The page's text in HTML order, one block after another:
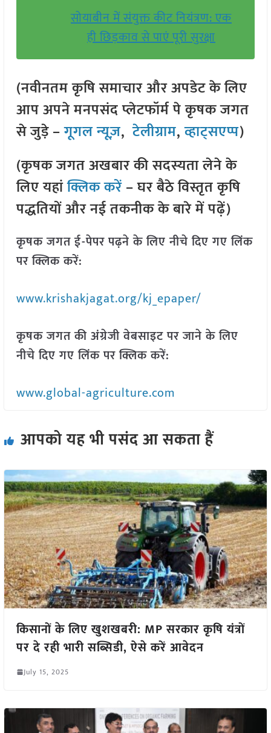
सोयाबीन में संयुक्त कीट नियंत्रण: एक
ही छिड़काव से पाएं पूरी सुरक्षा
(नवीनतम कृषि समाचार और अपडेट के लिए
आप अपने मनपसंद प्लेटफॉर्म पे कृषक जगत
से जुड़े –गूगल न्यूज़,टेलीग्राम,व्हाट्सएप्प)
(कृषक जगत अखबार की सदस्यता लेने के
लिए यहांक्लिक करें– घर बैठे विस्तृत कृषि
पद्धतियों और नई तकनीक के बारे में पढ़ें)
कृषक जगत ई-पेपर पढ़ने के लिए नीचे दिए गए लिंक
पर क्लिक करें:
www.krishakjagat.org/kj_epaper/
कृषक जगत की अंग्रेजी वेबसाइट पर जाने के लिए
नीचे दिए गए लिंक पर क्लिक करें:
www.global-agriculture.com
आपको यह भी पसंद आ सकता हैं
किसानों के लिए खुशखबरी: MP सरकार कृषि यंत्रों
पर दे रही भारी सब्सिडी, ऐसे करें आवेदन
July 15, 2025